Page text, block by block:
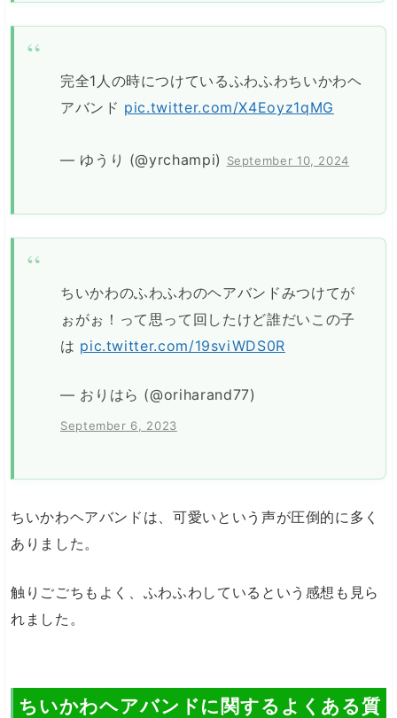
完全1人の時につけているふわふわちいかわヘ
アバンド pic.twitter.com/X4Eoyz1qMG
— ゆうり (@yrchampi) September 10, 2024
ちいかわのふわふわのヘアバンドみつけてが
ぉがぉ！って思って回したけど誰だいこの子
は pic.twitter.com/19sviWDS0R
— おりはら (@oriharand77)
September 6, 2023
ちいかわヘアバンドは、可愛いという声が圧倒的に多く
ありました。
触りごごちもよく、ふわふわしているという感想も見ら
れました。
ちいかわヘアバンドに関するよくある質